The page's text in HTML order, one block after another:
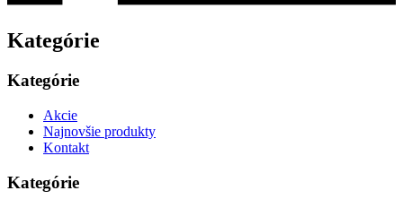
Kategórie
Kategórie
Akcie
Najnovšie produkty
Kontakt
Kategórie